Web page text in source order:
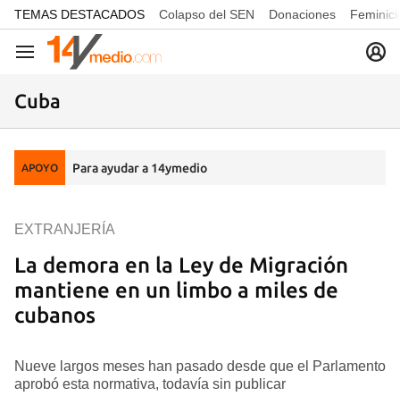
common.go-to-content
TEMAS DESTACADOS Colapso del SEN Donaciones
Navegación
Cuba
APOYO Para ayudar a 14ymedio
La demora en la Ley de Migración
mantiene en un limbo a miles de
cubanos
EXTRANJERÍA
Nueve largos meses han pasado desde que el Parlamento
aprobó esta normativa, todavía sin publicar